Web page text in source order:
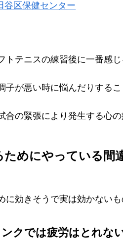
谷区保健センター
トテニスの練習後に一番感
子が悪い時に悩んだりする
合の緊張により発生する心
ためにやっている間
に効きそうで実は効かないも
クでは疲労はとれな